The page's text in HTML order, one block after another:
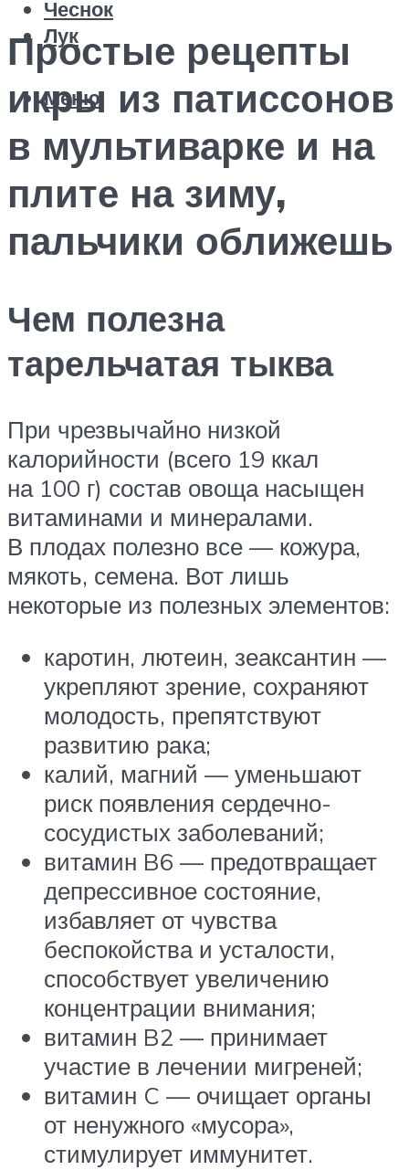
Чеснок
Лук
Меню
Простые рецепты
икры из патиссонов
в мультиварке и на
плите на зиму,
пальчики оближешь
Чем полезна
тарельчатая тыква
При чрезвычайно низкой
калорийности (всего 19 ккал
на 100 г) состав овоща насыщен
витаминами и минералами.
В плодах полезно все — кожура,
мякоть, семена. Вот лишь
некоторые из полезных элементов:
каротин, лютеин, зеаксантин —
укрепляют зрение, сохраняют
молодость, препятствуют
развитию рака;
калий, магний — уменьшают
риск появления сердечно-
сосудистых заболеваний;
витамин B6 — предотвращает
депрессивное состояние,
избавляет от чувства
беспокойства и усталости,
способствует увеличению
концентрации внимания;
витамин B2 — принимает
участие в лечении мигреней;
витамин C — очищает органы
от ненужного «мусора»,
стимулирует иммунитет.